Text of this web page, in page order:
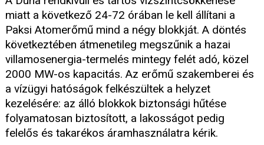
miatt a következő 24-72 órában le kell állítani a
Paksi Atomerőmű mind a négy blokkját. A döntés
következtében átmenetileg megszűnik a hazai
villamosenergia-termelés mintegy felét adó, közel
2000 MW-os kapacitás. Az erőmű szakemberei és
a vízügyi hatóságok felkészültek a helyzet
kezelésére: az álló blokkok biztonsági hűtése
folyamatosan biztosított, a lakosságot pedig
felelős és takarékos áramhasználatra kérik.